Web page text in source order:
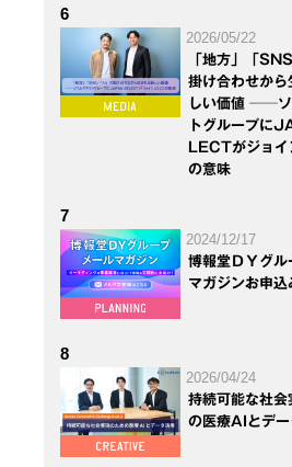
6
2026/05/22
「地方」「
掛け合わせから
しい価値 ──ソ
トグループに
LECTがジョイ
の意味
7
2024/12/17
博報堂ＤＹグル
マガジンお申込
8
2026/04/24
持続可能な社会
の医療AIとデー